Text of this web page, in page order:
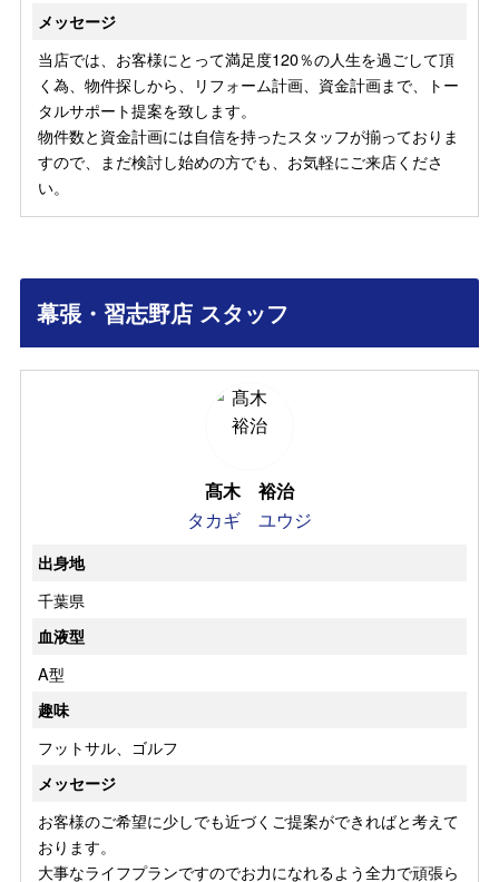
メッセージ
当店では、お客様にとって満足度120％の人生を過ごして頂
く為、物件探しから、リフォーム計画、資金計画まで、トー
タルサポート提案を致します。
物件数と資金計画には自信を持ったスタッフが揃っておりま
すので、まだ検討し始めの方でも、お気軽にご来店くださ
い。
幕張・習志野店 スタッフ
髙木 裕治
タカギ ユウジ
出身地
千葉県
血液型
A型
趣味
フットサル、ゴルフ
メッセージ
お客様のご希望に少しでも近づくご提案ができればと考えて
おります。
大事なライフプランですのでお力になれるよう全力で頑張ら